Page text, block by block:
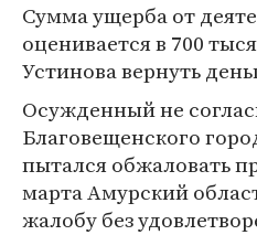
Сумма ущерба от
оценивается в 700
Устинова вернуть
Осужденный не
Благовещенского
пытался обжаловать
марта Амурский
жалобу без